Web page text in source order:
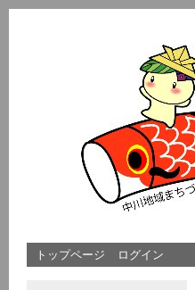
トップページ ログイン